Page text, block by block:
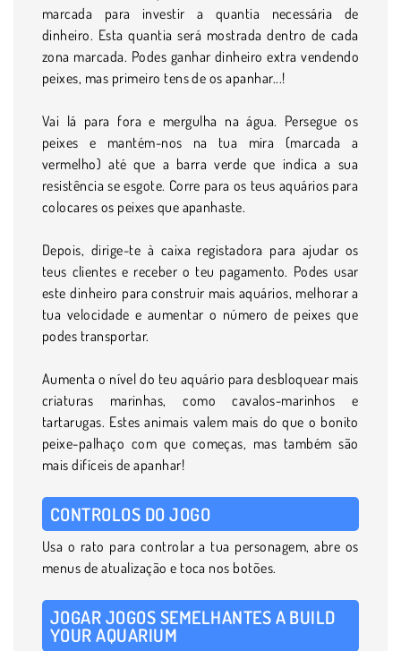
marcada para investir a quantia necessária de
dinheiro. Esta quantia será mostrada dentro de cada
zona marcada. Podes ganhar dinheiro extra vendendo
peixes, mas primeiro tens de os apanhar...!
Vai lá para fora e mergulha na água. Persegue os
peixes e mantém-nos na tua mira (marcada a
vermelho) até que a barra verde que indica a sua
resistência se esgote. Corre para os teus aquários para
colocares os peixes que apanhaste.
Depois, dirige-te à caixa registadora para ajudar os
teus clientes e receber o teu pagamento. Podes usar
este dinheiro para construir mais aquários, melhorar a
tua velocidade e aumentar o número de peixes que
podes transportar.
Aumenta o nível do teu aquário para desbloquear mais
criaturas marinhas, como cavalos-marinhos e
tartarugas. Estes animais valem mais do que o bonito
peixe-palhaço com que começas, mas também são
mais difíceis de apanhar!
CONTROLOS DO JOGO
Usa o rato para controlar a tua personagem, abre os
menus de atualização e toca nos botões.
JOGAR JOGOS SEMELHANTES A BUILD
YOUR AQUARIUM